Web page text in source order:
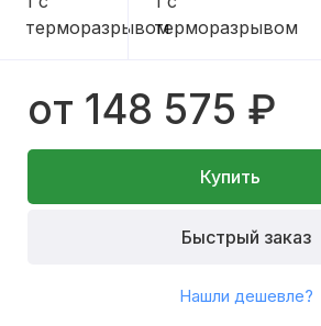
от 148 575 ₽
Купить
Быстрый заказ
Нашли дешевле?